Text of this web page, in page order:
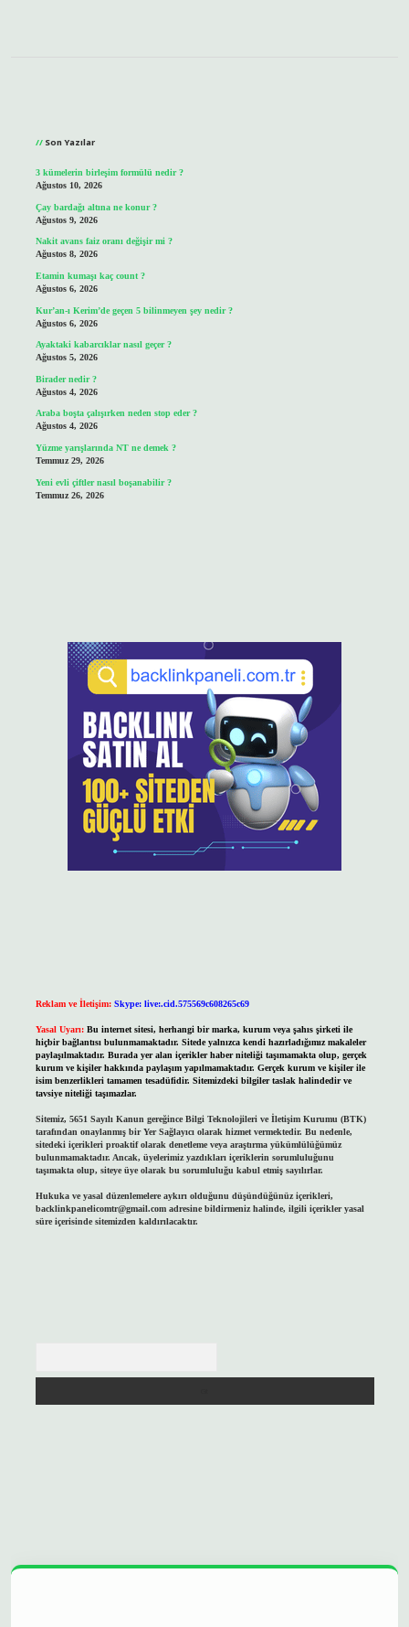
Son Yazılar
3 kümelerin birleşim formülü nedir ?
Ağustos 10, 2026
Çay bardağı altına ne konur ?
Ağustos 9, 2026
Nakit avans faiz oranı değişir mi ?
Ağustos 8, 2026
Etamin kumaşı kaç count ?
Ağustos 6, 2026
Kur’an-ı Kerim’de geçen 5 bilinmeyen şey nedir ?
Ağustos 6, 2026
Ayaktaki kabarcıklar nasıl geçer ?
Ağustos 5, 2026
Birader nedir ?
Ağustos 4, 2026
Araba boşta çalışırken neden stop eder ?
Ağustos 4, 2026
Yüzme yarışlarında NT ne demek ?
Temmuz 29, 2026
Yeni evli çiftler nasıl boşanabilir ?
Temmuz 26, 2026
Reklam ve İletişim: Skype: live:.cid.575569c608265c69
Yasal Uyarı: Bu internet sitesi, herhangi bir marka, kurum veya şahıs şirketi ile
hiçbir bağlantısı bulunmamaktadır. Sitede yalnızca kendi hazırladığımız makaleler
paylaşılmaktadır. Burada yer alan içerikler haber niteliği taşımamakta olup, gerçek
kurum ve kişiler hakkında paylaşım yapılmamaktadır. Gerçek kurum ve kişiler ile
isim benzerlikleri tamamen tesadüfidir. Sitemizdeki bilgiler taslak halindedir ve
tavsiye niteliği taşımazlar.
Sitemiz, 5651 Sayılı Kanun gereğince Bilgi Teknolojileri ve İletişim Kurumu (BTK)
tarafından onaylanmış bir Yer Sağlayıcı olarak hizmet vermektedir. Bu nedenle,
sitedeki içerikleri proaktif olarak denetleme veya araştırma yükümlülüğümüz
bulunmamaktadır. Ancak, üyelerimiz yazdıkları içeriklerin sorumluluğunu
taşımakta olup, siteye üye olarak bu sorumluluğu kabul etmiş sayılırlar.
Hukuka ve yasal düzenlemelere aykırı olduğunu düşündüğünüz içerikleri,
backlinkpanelicomtr@gmail.comadresine bildirmeniz halinde, ilgili içerikler yasal
süre içerisinde sitemizden kaldırılacaktır.